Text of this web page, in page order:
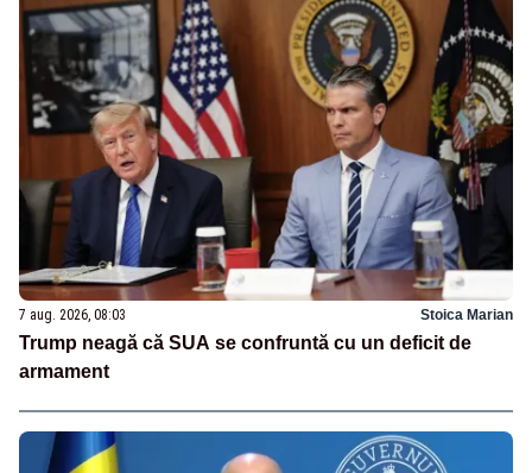
7 aug. 2026, 08:03 Stoica Marian
Trump neagă că SUA se confruntă cu un deficit de
armament